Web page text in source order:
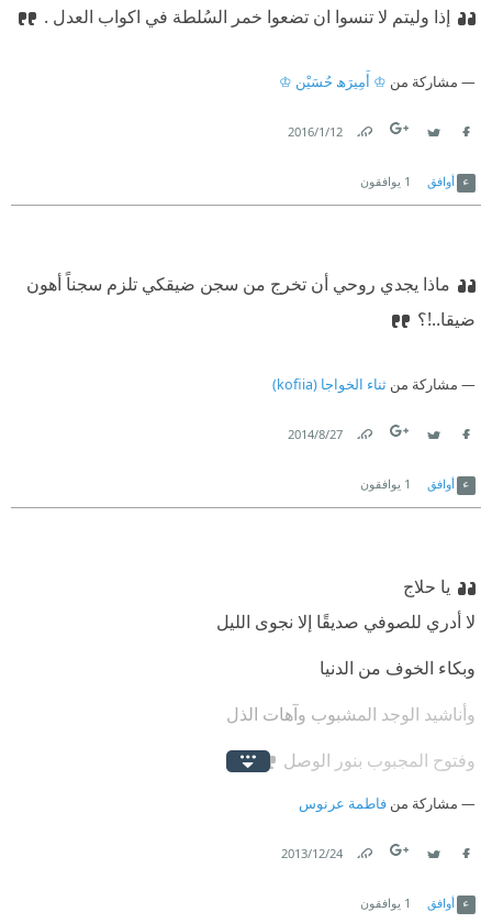
يمضى فى الصَّفِّ الثانى
إذا وليتم لا تنسوا ان تضعوا خمر السُلطة في اكواب العدل .
مشاركة من ♔ أَمِيرَﮪ حُسَيْن ♔
12‏/1‏/2016
أوافق 1 يوافقون
ماذا يجدي روحي أن تخرج من سجن ضيقكي تلزم سجناً أهون
ضيقا..!؟
مشاركة من ثناء الخواجا (kofiia)
27‏/8‏/2014
أوافق 1 يوافقون
يا حلاج
لا أدري للصوفي صديقًا إلا نجوى الليل
وبكاء الخوف من الدنيا
وأناشيد الوجد المشبوب وآهات الذل
وفتوح المجبوب بنور الوصل
مشاركة من فاطمة عرنوس
24‏/12‏/2013
أوافق 1 يوافقون